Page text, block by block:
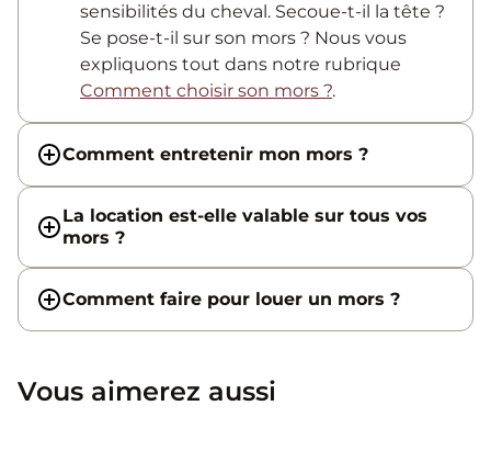
sensibilités du cheval. Secoue-t-il la tête ?
Se pose-t-il sur son mors ? Nous vous
expliquons tout dans notre rubrique
Comment choisir son mors ?.
Comment entretenir mon mors ?
La location est-elle valable sur tous vos
mors ?
Comment faire pour louer un mors ?
Vous aimerez aussi